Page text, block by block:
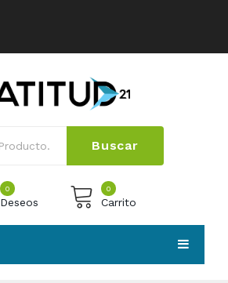
Buscar
0
Deseos
0
Carrito